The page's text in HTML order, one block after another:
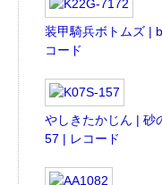
装甲騎兵ボトムズ |
コード
やしきたかじん | 砂
57 | レコード